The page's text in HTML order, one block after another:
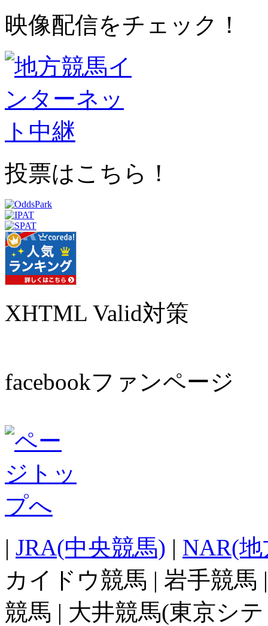
映像配信をチェック！
投票はこちら！
XHTML Valid対策
facebookファンページ
| JRA(中央競馬) | NAR(
カイドウ競馬 | 岩手競馬
競馬 | 大井競馬(東京シ